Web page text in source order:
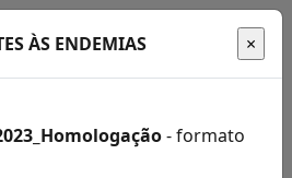
ÀS ENDEMIAS
- formato